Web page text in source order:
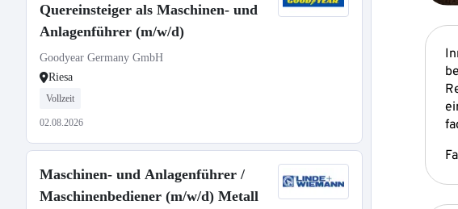
Quereinsteiger als Maschinen- und
Anlagenführer (m/w/d)
Goodyear Germany GmbH
Riesa
Vollzeit
02.08.2026
Maschinen- und Anlagenführer /
Maschinenbediener (m/w/d) Metall